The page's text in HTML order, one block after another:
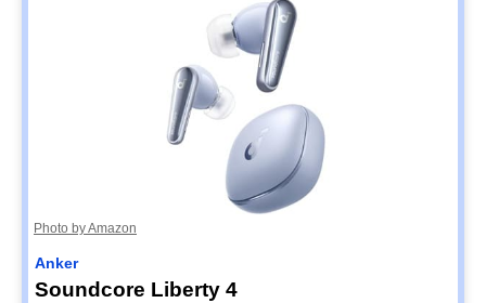
Photo by Amazon
Anker
Soundcore Liberty 4